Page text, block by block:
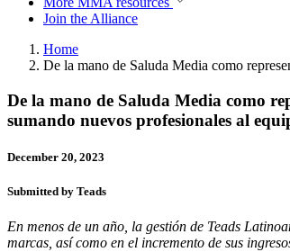
Join the Alliance
Home
De la mano de Saluda Media como
De la mano de Saluda Media como
sumando nuevos profesionales al
December 20, 2023
Submitted by Teads
En menos de un año, la gestión de Teads
marcas, así como en el incremento de sus